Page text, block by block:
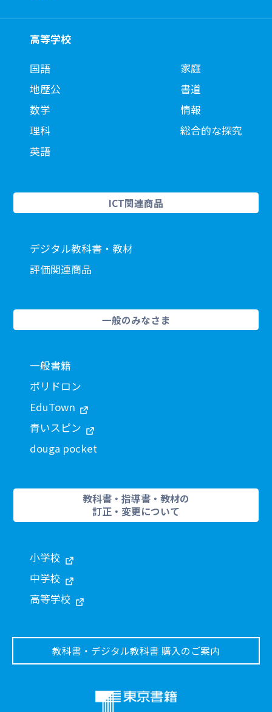
高等学校
国語
地歴公
数学
理科
英語
家庭
書道
情報
総合的な探究
ICT関連商品
デジタル教科書・教材
評価関連商品
一般のみなさま
一般書籍
ポリドロン
EduTown
青いスピン
douga pocket
教科書・指導書・教材の
訂正・変更について
小学校
中学校
高等学校
教科書・デジタル教科書 購入のご案内